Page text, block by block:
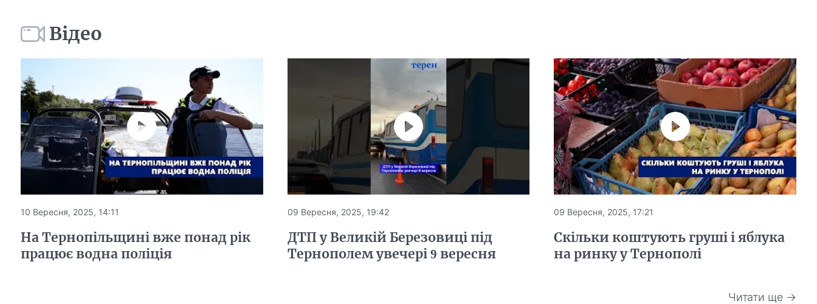
Відео
10 Вересня, 2025, 14:11
На Тернопільщині вже понад рік
працює водна поліція
09 Вересня, 2025, 19:42
ДТП у Великій Березовиці під
Тернополем увечері 9 вересня
09 Вересня, 2025, 17:21
Скільки коштують груші і яблука
на ринку у Тернополі
Читати ще →